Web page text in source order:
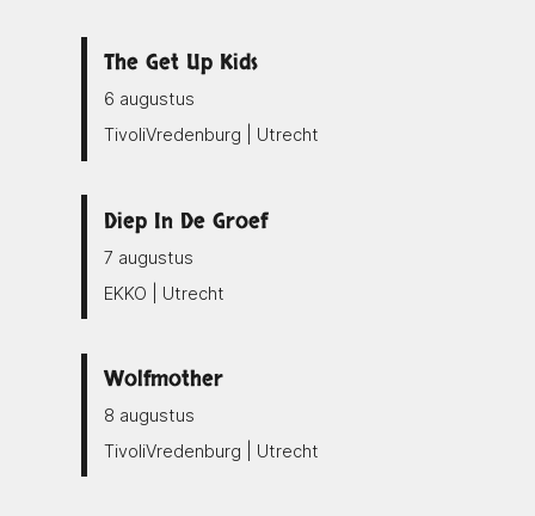
The Get Up Kids
6 augustus
TivoliVredenburg | Utrecht
Diep In De Groef
7 augustus
EKKO | Utrecht
Wolfmother
8 augustus
TivoliVredenburg | Utrecht